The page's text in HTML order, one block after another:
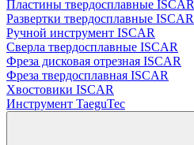
Пластины твердосплавные ISCAR
Развертки твердосплавные ISCAR
Ручной инструмент ISCAR
Сверла твердосплавные ISCAR
Фреза дисковая отрезная ISCAR
Фреза твердосплавная ISCAR
Хвостовики ISCAR
Инструмент TaeguTec